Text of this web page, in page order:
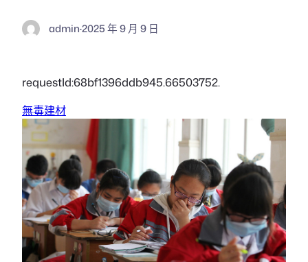
admin·2025 年 9 月 9 日
requestId:68bf1396ddb945.66503752.
無毒建材